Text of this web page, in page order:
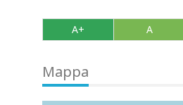
A+ A
Mappa